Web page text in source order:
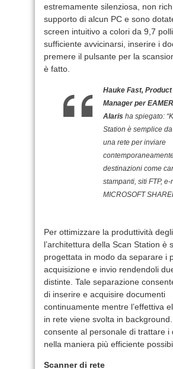
estremamente silenziosa, non
supporto di alcun PC e sono
screen intuitivo a colori da 9,7
sufficiente avvicinarsi, inserire i
premere il pulsante per la
è fatto.
Hauke Fast,
Manager per
Alaris ha spiegato:
Station è semplice
una rete per inviare
destinazioni come
stampanti, siti FTP, e-
MICROSOFT
Per ottimizzare la produttività
l’architettura della Scan Station è
progettata in modo da separare i
acquisizione e invio rendendoli
distinte. Tale separazione
di inserire e acquisire documenti
continuamente mentre l’effettiva
in rete viene svolta in
consente al personale di trattare i
nella maniera più efficiente
Scanner di rete